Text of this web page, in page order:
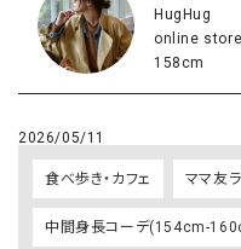
HugHug
online store
158cm
2026/05/11
食べ歩き・カフェ ママ友
中間身長コーデ(154cm-